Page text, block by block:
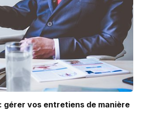
gérer vos entretiens de manière